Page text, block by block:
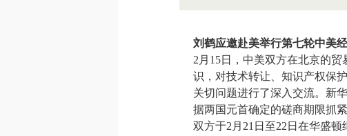
刘鹤应邀赴美举行第七轮中美
2月15日，中美双方在北京的
识，对技术转让、知识产权保
关切问题进行了深入交流。新
据两国元首确定的磋商期限抓
双方于2月21日至22日在华盛顿